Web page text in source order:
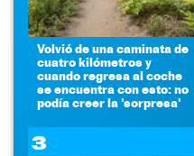
Volvió de una caminata de
cuatro kilómetros y
cuando regresa al coche
se encuentra con esto: no
podía creer la 'sorpresa'
3